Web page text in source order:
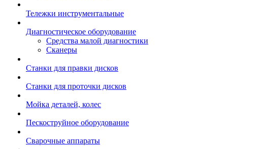
Тележки инструментальные
Диагностическое оборудование
Средства малой диагностики
Сканеры
Станки для правки дисков
Станки для проточки дисков
Мойка деталей, колес
Пескоструйное оборудование
Сварочные аппараты